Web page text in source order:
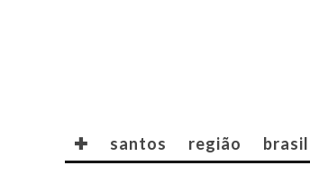
✚ santos região brasil